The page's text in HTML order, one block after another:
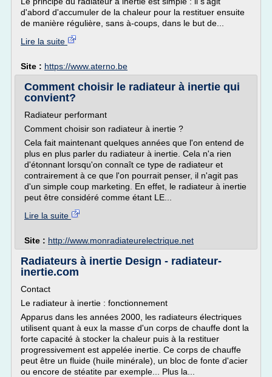
d'abord d'accumuler de la chaleur pour la restituer ensuite
de manière régulière, sans à-coups, dans le but de...
Lire la suite
Site : https://www.aterno.be
Comment choisir le radiateur à inertie qui
convient?
Radiateur performant
Comment choisir son radiateur à inertie ?
Cela fait maintenant quelques années que l'on entend de
plus en plus parler du radiateur à inertie. Cela n'a rien
d'étonnant lorsqu'on connaît ce type de radiateur et
contrairement à ce que l'on pourrait penser, il n'agit pas
d'un simple coup marketing. En effet, le radiateur à inertie
peut être considéré comme étant LE...
Lire la suite
Site : http://www.monradiateurelectrique.net
Radiateurs à inertie Design - radiateur-
inertie.com
Contact
Le radiateur à inertie : fonctionnement
Apparus dans les années 2000, les radiateurs électriques
utilisent quant à eux la masse d'un corps de chauffe dont la
forte capacité à stocker la chaleur puis à la restituer
progressivement est appelée inertie. Ce corps de chauffe
peut être un fluide (huile minérale), un bloc de fonte d'acier
ou encore de stéatite par exemple... Plus la...